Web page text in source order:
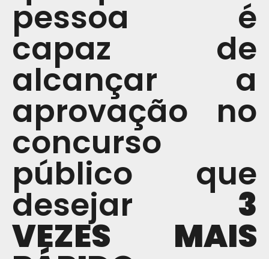
pessoa é
capaz de
alcançar a
aprovação no
concurso
público que
desejar 3
VEZES MAIS